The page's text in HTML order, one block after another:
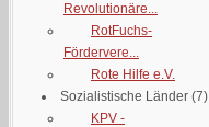
Revolutionäre...
RotFuchs-
Fördervere...
Rote Hilfe e.V.
Sozialistische Länder (7)
KPV -